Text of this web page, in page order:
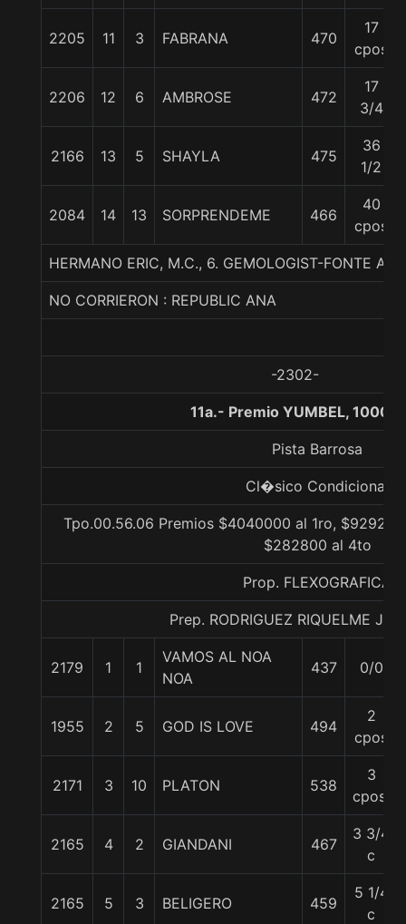
2205 11 3 FABRANA 470
17
cpos
2206 12 6 AMBROSE 472
17
3/4
2166 13 5 SHAYLA 475
36
1/2
2084 14 13 SORPRENDEME 466
40
cpos
HERMANO ERIC, M.C., 6. GEMOLOGIST-FONTE
NO CORRIERON : REPUBLIC ANA
-2302-
11a.- Premio YUMBEL, 1000
Pista Barrosa
Cl�sico Condicional
Tpo.00.56.06 Premios $4040000 al 1ro,
$282800 al 4to
Prop. FLEXOGRAFICA
Prep. RODRIGUEZ RIQUELME
2179 1 1
VAMOS AL NOA
NOA
437 0/0
1955 2 5 GOD IS LOVE 494
2
cpos
2171 3 10 PLATON 538
3
cpos.
2165 4 2 GIANDANI 467
3 3/4
c
2165 5 3 BELIGERO 459
5 1/4
c